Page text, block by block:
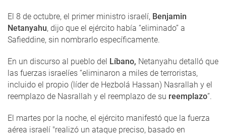
El 8 de octubre, el primer ministro israelí, Benjamin
Netanyahu, dijo que el ejército había “eliminado” a
Safieddine, sin nombrarlo específicamente.
En un discurso al pueblo del Líbano, Netanyahu detalló que
las fuerzas israelíes “eliminaron a miles de terroristas,
incluido el propio (líder de Hezbolá Hassan) Nasrallah y el
reemplazo de Nasrallah y el reemplazo de su reemplazo”.
El martes por la noche, el ejército manifestó que la fuerza
aérea israelí "realizó un ataque preciso, basado en